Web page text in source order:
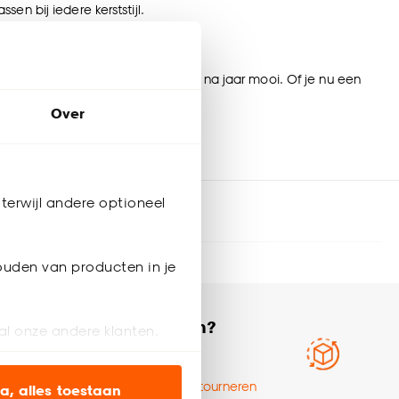
Over
andere optioneel
van producten in je
onze andere klanten.
alles toestaan
bij iedere kerststijl.
een stootje en blijven jaar na jaar mooi. Of je nu een
je volgende bestelling
retourneren?
Ruilen en retourneren